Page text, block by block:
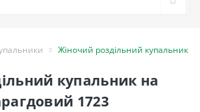
Жіночий роздільний купальник
купальник на
1723